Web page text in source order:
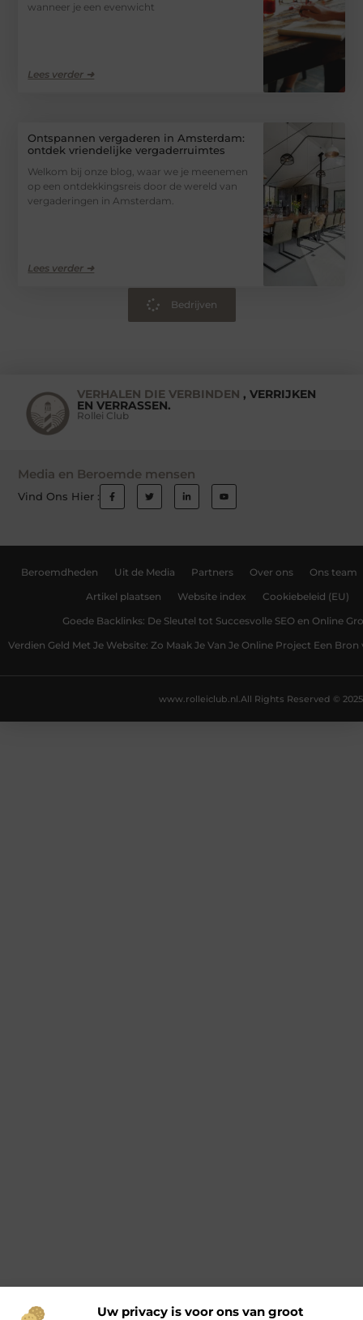
Uw privacy is voor ons van groot
wanneer je een evenwicht
Lees verder ➜
Ontspannen vergaderen in Amsterdam:
ontdek vriendelijke vergaderruimtes
Welkom bij onze blog, waar we je meenemen
op een ontdekkingsreis door de wereld van
vergaderingen in Amsterdam.
Lees verder ➜
Bedrijven
VERHALEN DIE VERBINDEN , VERRIJKEN
EN VERRASSEN.
Rollei Club
Media en Beroemde mensen
Vind Ons Hier :
Beroemdheden Uit de Media Partners Over ons Ons team
Artikel plaatsen Website index Cookiebeleid (EU)
Goede Backlinks: De Sleutel tot Succesvolle SEO en Online
Verdien Geld Met Je Website: Zo Maak Je Van Je Online Project Een
All Rights Reserved © 2025
www.rolleiclub.nl.